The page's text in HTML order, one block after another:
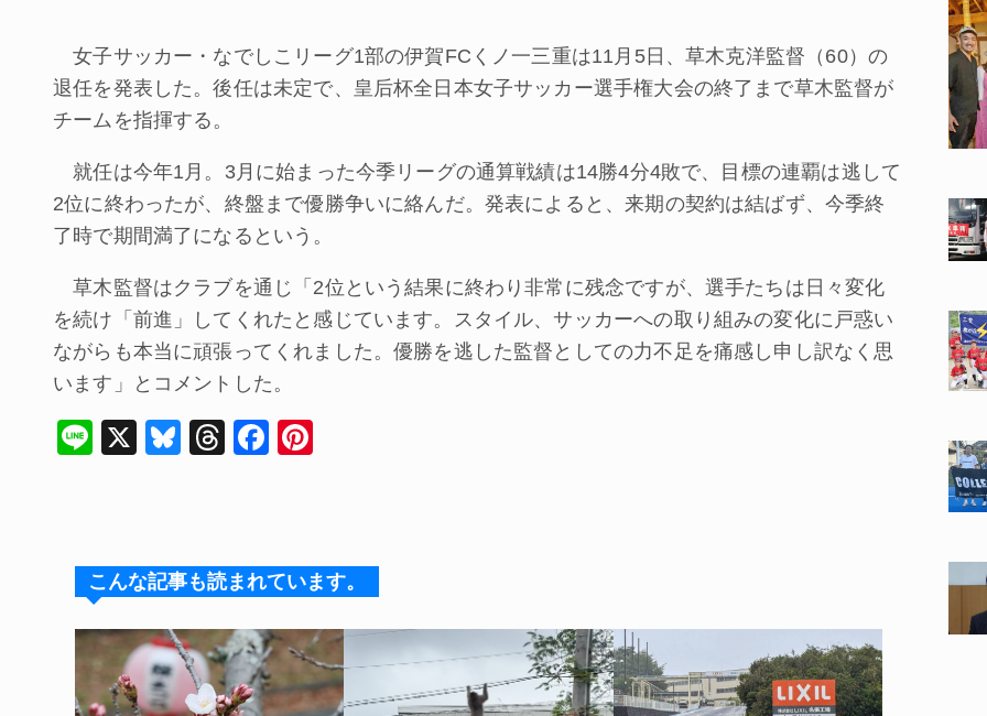
女子サッカー・なでしこリーグ1部の伊賀FCくノ一三重は11月5日、草木克洋監督（60）の
退任を発表した。後任は未定で、皇后杯全日本女子サッカー選手権大会の終了まで草木監督が
チームを指揮する。
就任は今年1月。3月に始まった今季リーグの通算戦績は14勝4分4敗で、目標の連覇は逃して
2位に終わったが、終盤まで優勝争いに絡んだ。発表によると、来期の契約は結ばず、今季終
了時で期間満了になるという。
草木監督はクラブを通じ「2位という結果に終わり非常に残念ですが、選手たちは日々変化
を続け「前進」してくれたと感じています。スタイル、サッカーへの取り組みの変化に戸惑い
ながらも本当に頑張ってくれました。優勝を逃した監督としての力不足を痛感し申し訳なく思
います」とコメントした。
Li
X
Bl
k
T
d
F
b
o
k
st
こんな記事も読まれています。